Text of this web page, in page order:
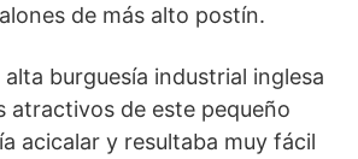
de más alto postín.
alta burguesía industrial inglesa
atractivos de este pequeño
acicalar y resultaba muy fácil